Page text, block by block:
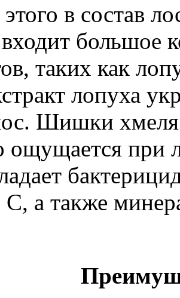
в состав
входит большое
таких как
лопуха
Шишки
ощущается при
а также